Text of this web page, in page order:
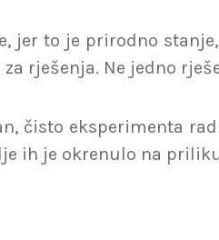
jer to je prirodno
rješenja. Ne jedno
čisto eksperimenta
ih je okrenulo na